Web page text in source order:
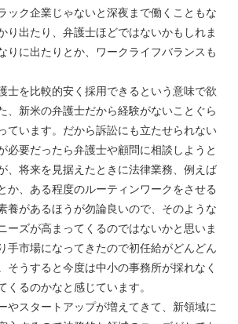
ック企業じゃないと深夜まで働くこともな
り出たり、弁護士ほどではないかもしれま
りに出たりとか、ワークライフバランスも
士を比較的安く採用できるという意味で欲
、新米の弁護士だから経験がないことぐら
ています。だから訴訟にも立たせられない
必要だったら弁護士や顧問に相談しようと
、将来を見据えたときに法律業務、例えば
か、ある程度のルーティンワークをさせる
養があるほうが勿論良いので、そのような
ーズが高まってくるのではないかと思いま
手市場になってきたので初任給がどんどん
そうすると今度は中小の事務所が採れなく
るのかなと感じています。
やスタートアップが増えてきて、新領域に